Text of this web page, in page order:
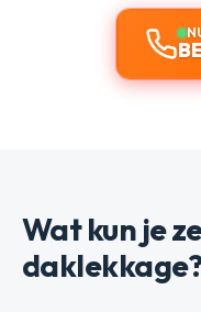
Wat kun je